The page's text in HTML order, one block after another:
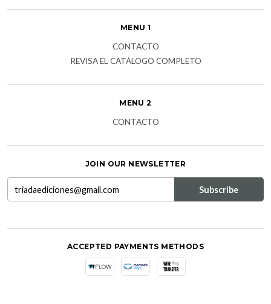
MENU 1
CONTACTO
REVISA EL CATÁLOGO COMPLETO
MENU 2
CONTACTO
JOIN OUR NEWSLETTER
ACCEPTED PAYMENTS METHODS